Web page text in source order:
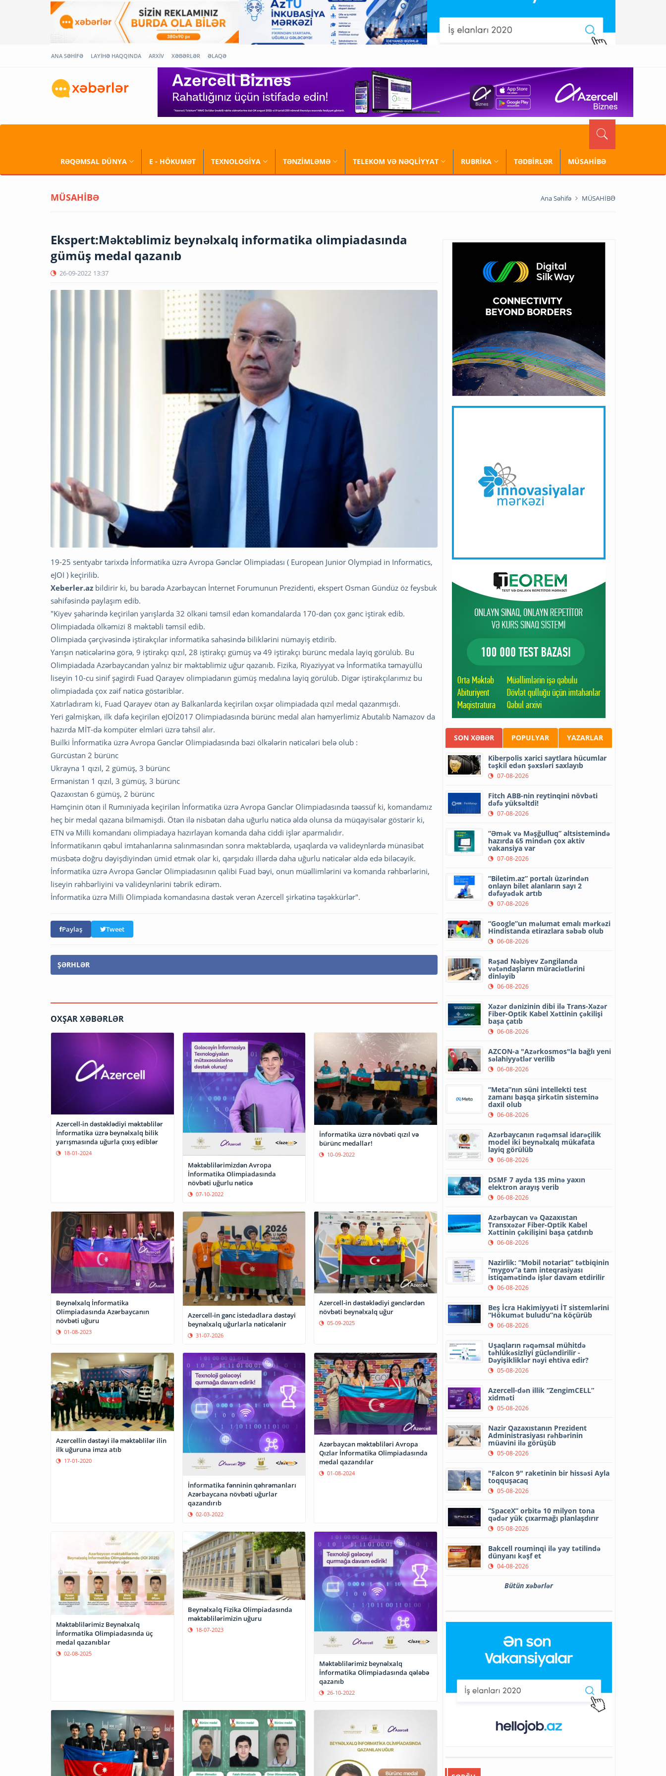
ANA SƏHİFƏ LAYİHƏ HAQQINDA ARXİV XƏBƏRLƏR ƏLAQƏ
RƏQƏMSAL DÜNYA E - HÖKUMƏT TEXNOLOGİYA TƏNZİMLƏMƏ TELEKOM VƏ NƏQLİYYAT RUBRİKA TƏDBİRLƏR MÜSAHİBƏ
MÜSAHİBƏ Ana Səhifə MÜSAHİBƏ
Ekspert:Məktəblimiz beynəlxalq informatika olimpiadasında
gümüş medal qazanıb
26-09-2022 13:37
19-25 sentyabr tarixdə İnformatika üzrə Avropa Gənclər Olimpiadası ( European Junior Olympiad in Informatics,
eJOI ) keçirilib.
Xeberler.az bildirir ki, bu barədə Azərbaycan İnternet Forumunun Prezidenti, ekspert Osman Gündüz öz feysbuk
səhifəsində paylaşım edib.
"Kiyev şəhərində keçirilən yarışlarda 32 ölkəni təmsil edən komandalarda 170-dən çox gənc iştirak edib.
Olimpiadada ölkəmizi 8 məktəbli təmsil edib.
Olimpiada çərçivəsində iştirakçılar informatika sahəsində biliklərini nümayiş etdirib.
Yarışın nəticələrinə görə, 9 iştirakçı qızıl, 28 iştirakçı gümüş və 49 iştirakçı bürünc medala layiq görülüb. Bu
Olimpiadada Azərbaycandan yalnız bir məktəblimiz uğur qazanıb. Fizika, Riyaziyyat və İnformatika təmayüllü
liseyin 10-cu sinif şagirdi Fuad Qarayev olimpiadanın gümüş medalına layiq görülüb. Digər iştirakçılarımız bu
olimpiadada çox zəif nəticə göstəriblər.
Xatırladıram ki, Fuad Qarayev ötən ay Balkanlarda keçirilən oxşar olimpiadada qızıl medal qazanmışdı.
Yeri gəlmişkən, ilk dəfə keçirilən eJOİ2017 Olimpiadasında bürünc medal alan həmyerlimiz Abutalıb Namazov da
hazırda MİT-də kompüter elmləri üzrə təhsil alır.
Builki İnformatika üzrə Avropa Gənclər Olimpiadasında bəzi ölkələrin nəticələri belə olub :
Gürcüstan 2 bürünc
Ukrayna 1 qızıl, 2 gümüş, 3 bürünc
Ermənistan 1 qızıl, 3 gümüş, 3 bürünc
Qazaxıstan 6 gümüş, 2 bürünc
Həmçinin ötən il Rumıniyada keçirilən İnformatika üzrə Avropa Gənclər Olimpiadasında təəssüf ki, komandamız
heç bir medal qazana bilməmişdi. Ötən ilə nisbətən daha uğurlu nəticə əldə olunsa da müqayisələr göstərir ki,
ETN və Milli komandanı olimpiadaya hazırlayan komanda daha ciddi işlər aparmalıdır.
İnformatikanın qəbul imtahanlarına salınmasından sonra məktəblərdə, uşaqlarda və valideynlərdə münasibət
müsbətə doğru dəyişdiyindən ümid etmək olar ki, qarşıdakı illərdə daha uğurlu nəticələr əldə edə biləcəyik.
İnformatika üzrə Avropa Gənclər Olimpiadasının qalibi Fuad bəyi, onun müəllimlərini və komanda rəhbərlərini,
liseyin rəhbərliyini və valideynlərini təbrik edirəm.
İnformatika üzrə Milli Olimpiada komandasına dəstək verən Azercell şirkətinə təşəkkürlər".
Paylaş Tweet
ŞƏRHLƏR
OXŞAR XƏBƏRLƏR
Azercell-in dəstəklədiyi məktəblilər
İnformatika üzrə beynəlxalq bilik
yarışmasında uğurla çıxış ediblər
18-01-2024
Məktəblilərimizdən Avropa
İnformatika Olimpiadasında
növbəti uğurlu nəticə
07-10-2022
İnformatika üzrə növbəti qızıl və
bürünc medallar!
10-09-2022
Beynəlxalq İnformatika
Olimpiadasında Azərbaycanın
növbəti uğuru
01-08-2023
Azercell-in gənc istedadlara dəstəyi
beynəlxalq uğurlarla nəticələnir
31-07-2026
Azercell-in dəstəklədiyi gənclərdən
növbəti beynəlxalq uğur
05-09-2025
Azercellin dəstəyi ilə məktəblilər ilin
ilk uğuruna imza atıb
17-01-2020
İnformatika fənninin qəhrəmanları
Azərbaycana növbəti uğurlar
qazandırıb
02-03-2022
Azərbaycan məktəbliləri Avropa
Qızlar İnformatika Olimpiadasında
medal qazandılar
01-08-2024
Məktəblilərimiz Beynəlxalq
İnformatika Olimpiadasında üç
medal qazanıblar
02-08-2025
Beynəlxalq Fizika Olimpiadasında
məktəblilərimizin uğuru
18-07-2023
Məktəblilərimiz beynəlxalq
İnformatika Olimpiadasında qələbə
qazanıb
26-10-2022
SON XƏBƏR POPULYAR YAZARLAR
Kiberpolis xarici saytlara hücumlar
təşkil edən şəxsləri saxlayıb
07-08-2026
Fitch ABB-nin reytinqini növbəti
dəfə yüksəltdi!
07-08-2026
“Əmək və Məşğulluq” altsistemində
hazırda 65 mindən çox aktiv
vakansiya var
07-08-2026
“Biletim.az” portalı üzərindən
onlayn bilet alanların sayı 2
dəfəyədək artıb
07-08-2026
“Google”un məlumat emalı mərkəzi
Hindistanda etirazlara səbəb olub
06-08-2026
Rəşad Nəbiyev Zəngilanda
vətəndaşların müraciətlərini
dinləyib
06-08-2026
Xəzər dənizinin dibi ilə Trans-Xəzər
Fiber-Optik Kabel Xəttinin çəkilişi
başa çatıb
06-08-2026
AZCON-a "Azərkosmos"la bağlı yeni
səlahiyyətlər verilib
06-08-2026
“Meta”nın süni intellekti test
zamanı başqa şirkətin sisteminə
daxil olub
06-08-2026
Azərbaycanın rəqəmsal idarəçilik
model iki beynəlxalq mükafata
layiq görülüb
06-08-2026
DSMF 7 ayda 135 minə yaxın
elektron arayış verib
06-08-2026
Azərbaycan və Qazaxıstan
Transxəzər Fiber-Optik Kabel
Xəttinin çəkilişini başa çatdırıb
06-08-2026
Nazirlik: “Mobil notariat” tətbiqinin
“mygov”a tam inteqrasiyası
istiqamətində işlər davam etdirilir
06-08-2026
Beş İcra Hakimiyyəti İT sistemlərini
“Hökumət buludu”na köçürüb
06-08-2026
Uşaqların rəqəmsal mühitdə
təhlükəsizliyi gücləndirilir -
Dəyişikliklər nəyi ehtiva edir?
05-08-2026
Azercell-dən illik “ZengimCELL”
xidməti
05-08-2026
Nazir Qazaxıstanın Prezident
Administrasiyası rəhbərinin
müavini ilə görüşüb
05-08-2026
"Falcon 9" raketinin bir hissəsi Ayla
toqquşacaq
05-08-2026
“SpaceX” orbitə 10 milyon tona
qədər yük çıxarmağı planlaşdırır
05-08-2026
Bakcell rouminqi ilə yay tətilində
dünyanı kəşf et
04-08-2026
Bütün xəbərlər